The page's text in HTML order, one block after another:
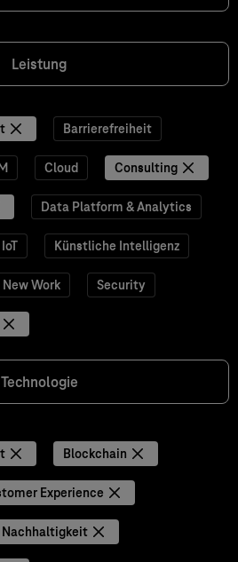
Leistung
Barrierefreiheit
Cloud Consulting
Data Platform & Analytics
IoT Künstliche Intelligenz
New Work Security
Technologie
Blockchain
Experience
Nachhaltigkeit